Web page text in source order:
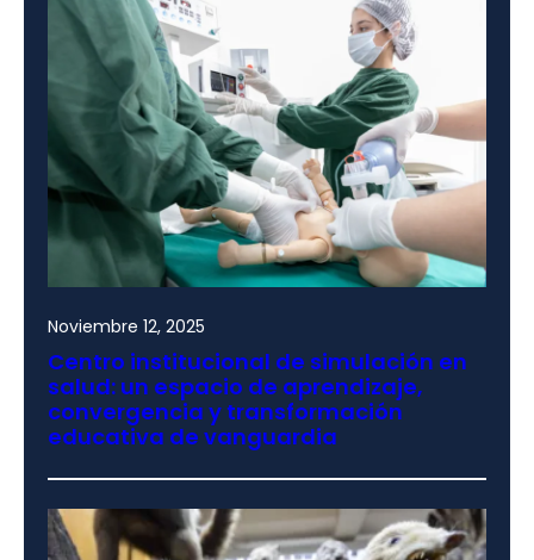
Noviembre 12, 2025
Centro institucional de simulación en
salud: un espacio de aprendizaje,
convergencia y transformación
educativa de vanguardia